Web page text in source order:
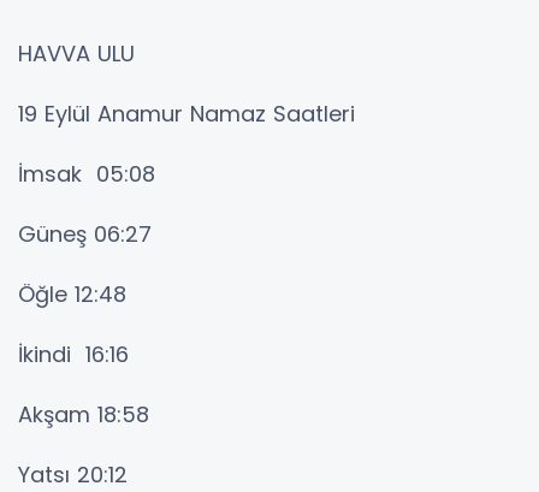
HAVVA ULU
19 Eylül Anamur Namaz Saatleri
İmsak 05:08
Güneş 06:27
Öğle 12:48
İkindi 16:16
Akşam 18:58
Yatsı 20:12